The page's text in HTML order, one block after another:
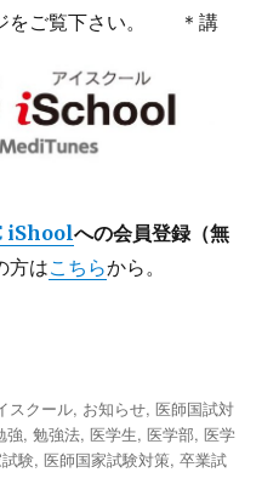
をご覧下さい。
＊講
iShoolへの会員登録（無
方はこちらから。
スクール, お知らせ,医師国試対
強,勉強法,医学生,医学部,医学
験,医師国家試験対策,卒業試